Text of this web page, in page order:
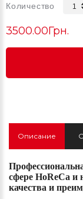
Количество
3500.00Грн.
Описание
сфере HoReCa и
качества и